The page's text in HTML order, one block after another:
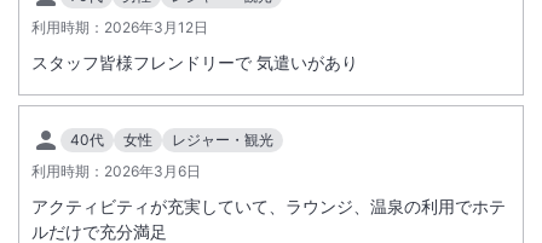
利用時期： 2026年3月12日
スタッフ皆様フレンドリーで 気遣いがあり
40代 女性
レジャー・観光
利用時期： 2026年3月6日
アクティビティが充実していて、ラウンジ、温泉の利用でホテ
ルだけで充分満足